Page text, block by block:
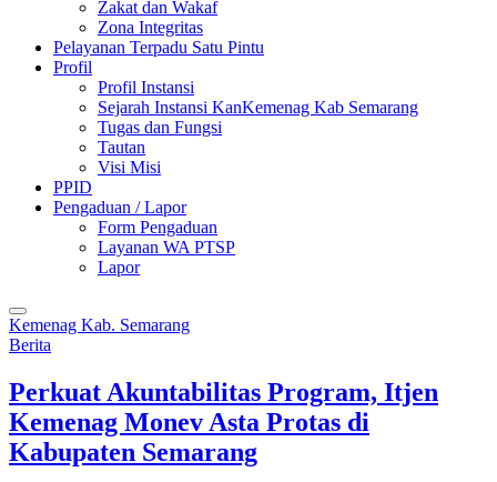
Zakat dan Wakaf
Zona Integritas
Pelayanan Terpadu Satu Pintu
Profil
Profil Instansi
Sejarah Instansi KanKemenag Kab Semarang
Tugas dan Fungsi
Tautan
Visi Misi
PPID
Pengaduan / Lapor
Form Pengaduan
Layanan WA PTSP
Lapor
Kemenag Kab. Semarang
Berita
Perkuat Akuntabilitas Program, Itjen
Kemenag Monev Asta Protas di
Kabupaten Semarang